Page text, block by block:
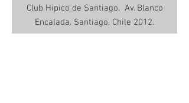
Club Hipico de Santiago, Av. Blanco
Encalada. Santiago, Chile 2012.